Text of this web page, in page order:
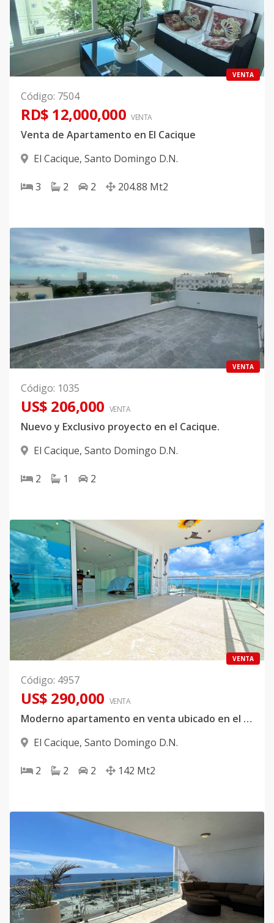
VENTA
Código: 7504
RD$ 12,000,000 VENTA
Venta de Apartamento en El Cacique
El Cacique, Santo Domingo D.N.
3 2 2 204.88 Mt2
VENTA
Código: 1035
US$ 206,000 VENTA
Nuevo y Exclusivo proyecto en el Cacique.
El Cacique, Santo Domingo D.N.
2 1 2
VENTA
Código: 4957
US$ 290,000 VENTA
Moderno apartamento en venta ubicado en el Cacique
El Cacique, Santo Domingo D.N.
2 2 2 142 Mt2